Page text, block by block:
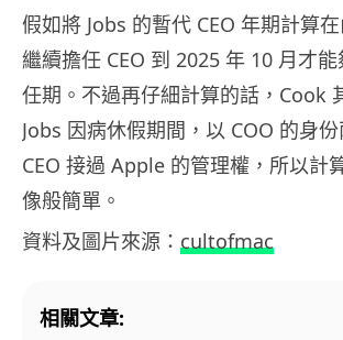
假如將 Jobs 的暫代 CEO 年期計算
繼續擔任 CEO 到 2025 年 10 月才
任期。不過再仔細計算的話，Cook
Jobs 因病休假期間，以 COO 的身
CEO 接過 Apple 的管理權，所以計
像般簡單。
資料及圖片來源： cultofmac
相關文章: